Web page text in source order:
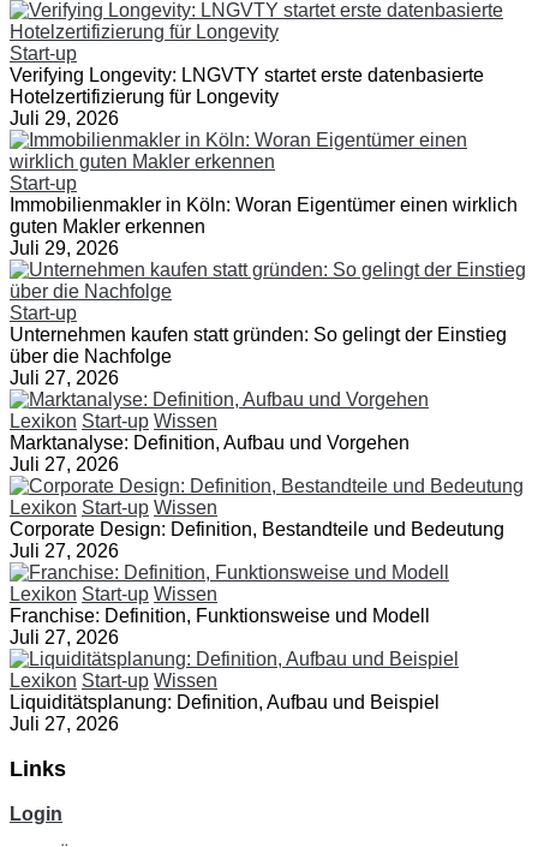
Start-up
Verifying Longevity: LNGVTY startet erste datenbasierte
Hotelzertifizierung für Longevity
Juli 29, 2026
Start-up
Immobilienmakler in Köln: Woran Eigentümer einen wirklich
guten Makler erkennen
Juli 29, 2026
Start-up
Unternehmen kaufen statt gründen: So gelingt der Einstieg
über die Nachfolge
Juli 27, 2026
Lexikon Start-up Wissen
Marktanalyse: Definition, Aufbau und Vorgehen
Juli 27, 2026
Lexikon Start-up Wissen
Corporate Design: Definition, Bestandteile und Bedeutung
Juli 27, 2026
Lexikon Start-up Wissen
Franchise: Definition, Funktionsweise und Modell
Juli 27, 2026
Lexikon Start-up Wissen
Liquiditätsplanung: Definition, Aufbau und Beispiel
Juli 27, 2026
Links
Login